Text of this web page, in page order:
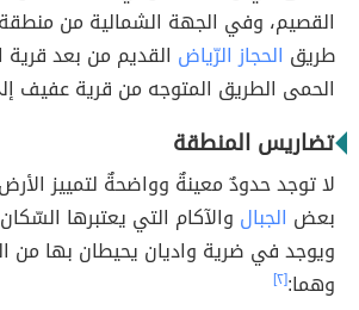
القصيم، وفي الجهة الشمالية من
طريق الحجاز الرّياض القديم من بعد قرية
الحمى الطريق المتوجه من قرية عفيف
تضاريس المنطقة
لا توجد حدودٌ معينةٌ وواضحةٌ لتمييز
بعض الجبال والآكام التي يعتبرها
ويوجد في ضرية واديان يحيطان بها من
وهما:[٢]